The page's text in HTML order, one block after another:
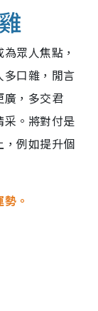
眾人焦點，
多口雜，閒言
廣，多交君
采。將對付是
例如提升個
。